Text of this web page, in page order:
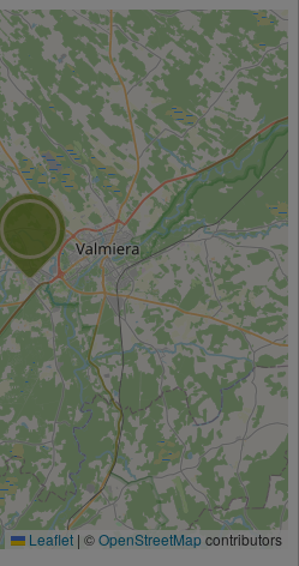
Leaflet | ©OpenStreetMapcontributors